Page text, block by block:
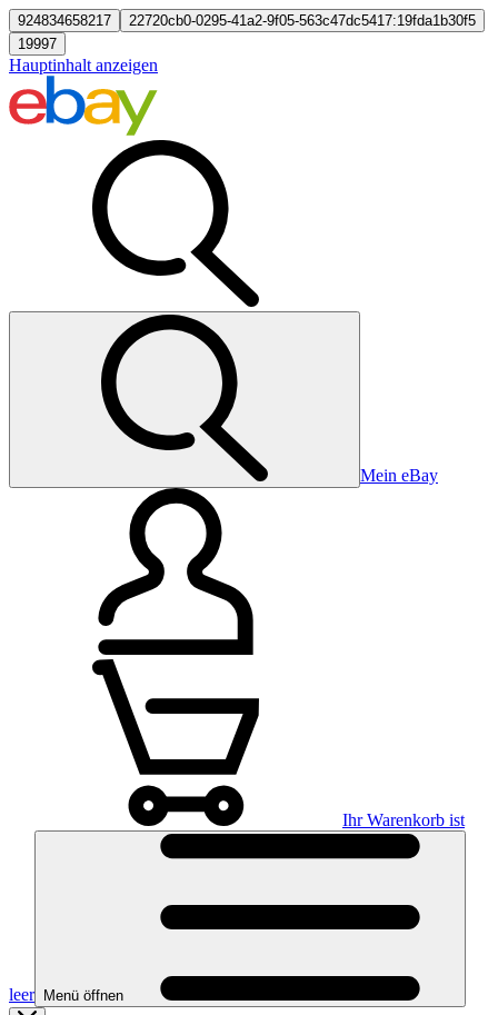
924834658217
22720cb0-0295-41a2-9f05-563c47dc5417:19fda1b30f5
19997
Hauptinhalt anzeigen
Mein eBay
Ihr Warenkorb ist
leer Menü öffnen